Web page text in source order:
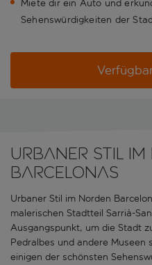
Miete dir ein Auto und
Sehenswürdigkeiten der
Urbaner Stil im
Barcelonas
Urbaner Stil im Norden
malerischen Stadtteil Sarrià-
Ausgangspunkt, um die Stadt
Pedralbes und andere
einigen der schönsten